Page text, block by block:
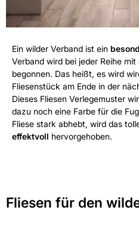
Ein wilder Verband ist ein
Verband wird bei jeder Reihe
begonnen. Das heißt, es wird
Fliesenstück am Ende in der
Dieses Fliesen Verlegemuster
dazu noch eine Farbe für die
Fliese stark abhebt, wird das
effektvoll hervorgehoben.
Fliesen für den